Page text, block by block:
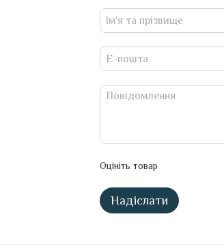
Оцініть товар
Надіслати